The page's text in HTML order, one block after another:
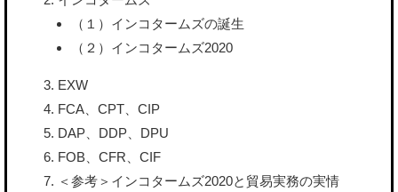
（１）インコタームズの誕生
（２）インコタームズ2020
EXW
FCA、CPT、CIP
DAP、DDP、DPU
FOB、CFR、CIF
＜参考＞インコタームズ2020と貿易実務の実情